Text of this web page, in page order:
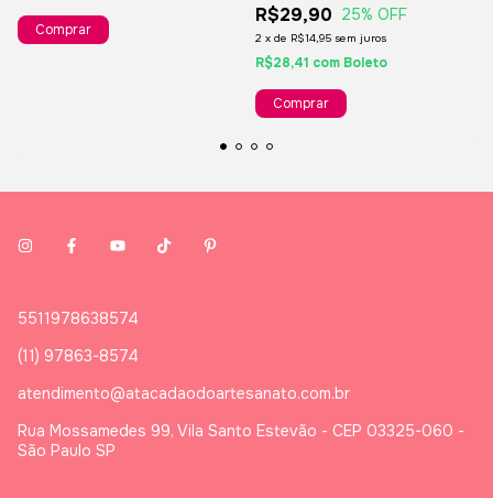
R$29,90 25% OFF
2 x de R$14,95 sem juros
R$28,41 com Boleto
Comprar
5511978638574
(11) 97863-8574
atendimento@atacadaodoartesanato.com.br
Rua Mossamedes 99, Vila Santo Estevão - CEP 03325-060 -
São Paulo SP